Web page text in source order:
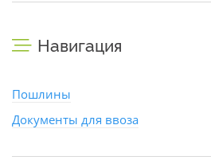
Навигация
Пошлины
Документы для ввоза